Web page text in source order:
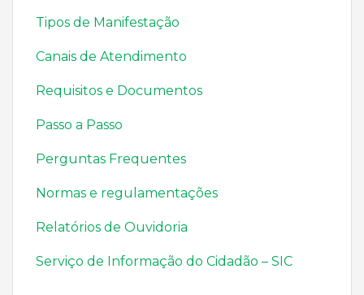
Tipos de Manifestação
Canais de Atendimento
Requisitos e Documentos
Passo a Passo
Perguntas Frequentes
Normas e regulamentações
Relatórios de Ouvidoria
Serviço de Informação do Cidadão – SIC